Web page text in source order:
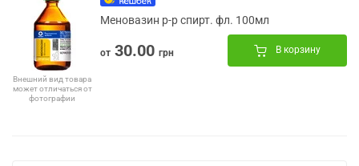
Внешний вид товара
может отличаться от
фотографии
Меновазин р-р спирт. фл. 100мл
от 30.00 грн В корзину